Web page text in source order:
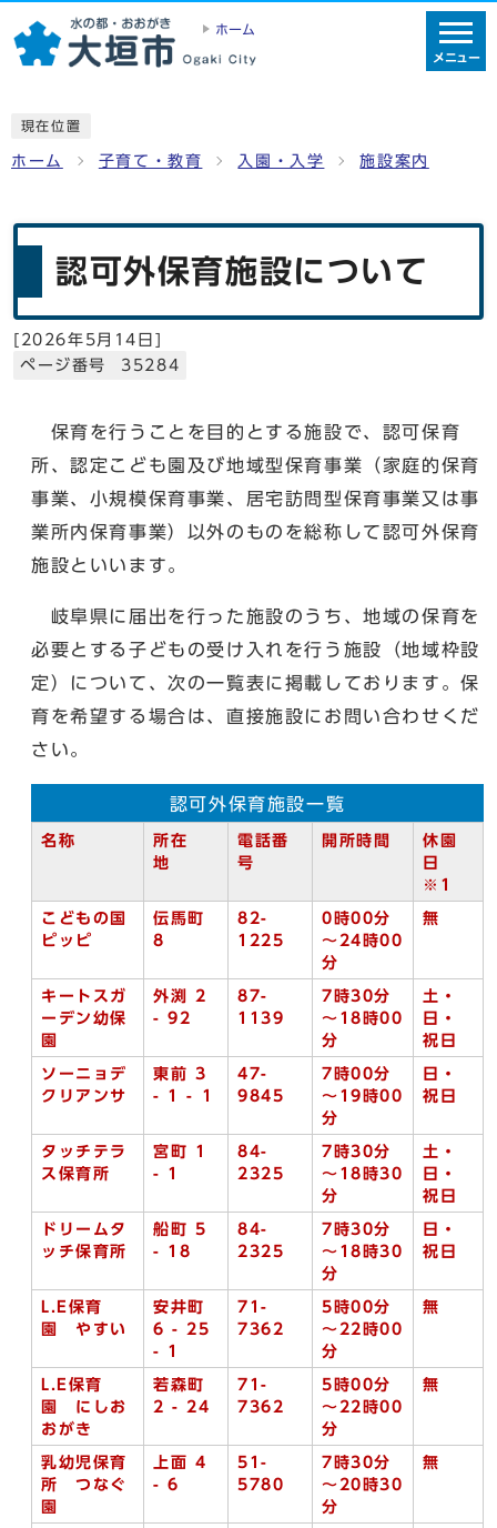
ホーム
メニュー
現在位置
ホーム 子育て・教育 入園・入学 施設案内
認可外保育施設について
[ 2026年5月14日 ]
ページ番号 35284
保育を行うことを目的とする施設で、認可保育
所、認定こども園及び地域型保育事業（家庭的保育
事業、小規模保育事業、居宅訪問型保育事業又は事
業所内保育事業）以外のものを総称して認可外保育
施設といいます。
岐阜県に届出を行った施設のうち、地域の保育を
必要とする子どもの受け入れを行う施設（地域枠設
定）について、次の一覧表に掲載しております。保
育を希望する場合は、直接施設にお問い合わせくだ
さい。
認可外保育施設一覧
名称
所在
地
電話番
号
開所時間
休園
日
※1
こどもの国
ピッピ
伝馬町
8
82-
1225
0時00分
～24時00
分
無
キートスガ
ーデン幼保
園
外渕 2
- 92
87-
1139
7時30分
～18時00
分
土・
日・
祝日
ソーニョデ
クリアンサ
東前 3
- 1 - 1
47-
9845
7時00分
～19時00
分
日・
祝日
タッチテラ
ス保育所
宮町 1
- 1
84-
2325
7時30分
～18時30
分
土・
日・
祝日
ドリームタ
ッチ保育所
船町 5
- 18
84-
2325
7時30分
～18時30
分
日・
祝日
L.E保育
園 やすい
安井町
6 - 25
- 1
71-
7362
5時00分
～22時00
分
無
L.E保育
園 にしお
おがき
若森町
2 - 24
71-
7362
5時00分
～22時00
分
無
乳幼児保育
所 つなぐ
園
上面 4
- 6
51-
5780
7時30分
～20時30
分
無